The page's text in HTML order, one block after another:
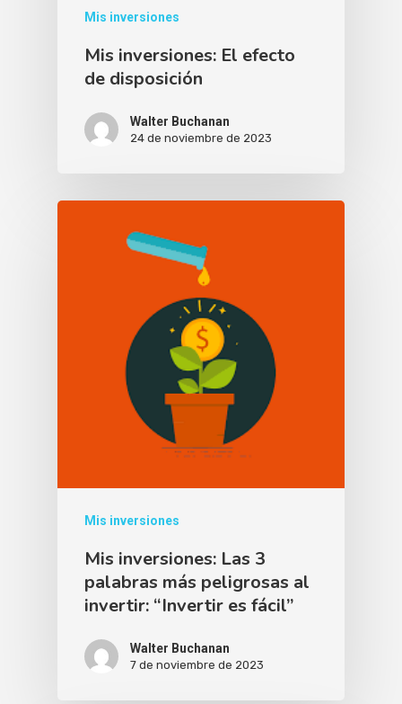
Mis inversiones
Mis inversiones: El efecto
de disposición
Walter Buchanan
24 de noviembre de 2023
Mis inversiones
Mis inversiones: Las 3
palabras más peligrosas al
invertir: “Invertir es fácil”
Walter Buchanan
7 de noviembre de 2023